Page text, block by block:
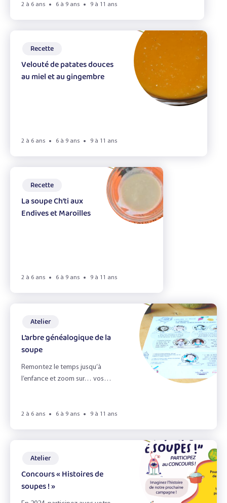
Le Goût
Le goûter
Le jardin
Le miel et l'odorat
Les émotions
Les épices
Les fruits du verger
Les légumineuses
Les pommes
Portraits gourmands
Effacer les filtres
2 à 6 ans 6 à 9 ans 9 à 11 ans
Recette
Velouté de patates douces
au miel et au gingembre
2 à 6 ans 6 à 9 ans 9 à 11 ans
Recette
La soupe Ch’ti aux
Endives et Maroilles
2 à 6 ans 6 à 9 ans 9 à 11 ans
Atelier
L’arbre généalogique de la
soupe
Remontez le temps jusqu’à
l’enfance et zoom sur… vos
2 à 6 ans 6 à 9 ans 9 à 11 ans
Atelier
Concours « Histoires de
soupes ! »